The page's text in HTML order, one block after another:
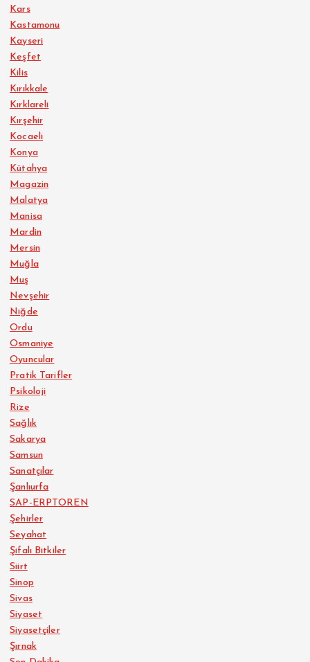
Kars
Kastamonu
Kayseri
Keşfet
Kilis
Kırıkkale
Kırklareli
Kırşehir
Kocaeli
Konya
Kütahya
Magazin
Malatya
Manisa
Mardin
Mersin
Muğla
Muş
Nevşehir
Niğde
Ordu
Osmaniye
Oyuncular
Pratik Tarifler
Psikoloji
Rize
Sağlık
Sakarya
Samsun
Sanatçılar
Şanlıurfa
SAP-ERPTOREN
Şehirler
Seyahat
Şifalı Bitkiler
Siirt
Sinop
Sivas
Siyaset
Siyasetçiler
Şırnak